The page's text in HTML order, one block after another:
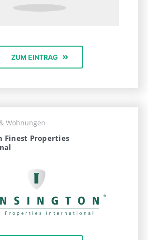
ZUM EINTRAG
Wohnungen
Finest Properties